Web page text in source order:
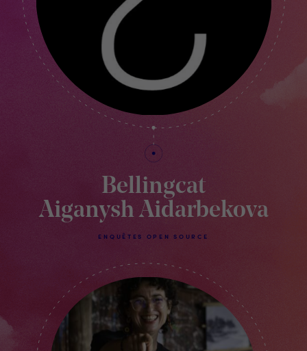
Bellingcat
Aiganysh Aidarbekova
ENQUÊTES OPEN SOURCE